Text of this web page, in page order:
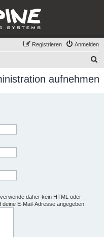
Anmelden
Registrieren
c
aufnehmen
daher kein HTML oder
E-Mail-Adresse angegeben.